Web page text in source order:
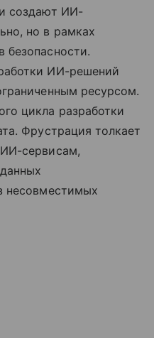
создают ИИ-
но в рамках
безопасности.
ИИ-решений
ресурсом.
цикла разработки
Фрустрация толкает
сервисам,
несовместимых